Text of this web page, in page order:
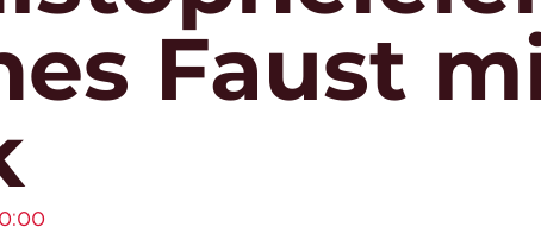
Faust